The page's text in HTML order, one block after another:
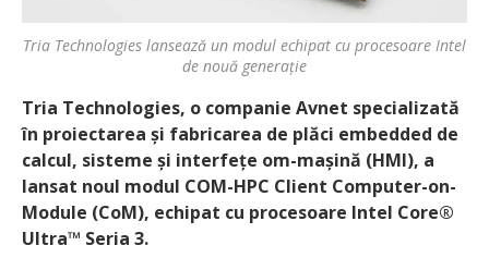
Tria Technologies lansează un modul echipat cu procesoare Intel
de nouă generație
Tria Technologies, o companie Avnet specializată
în proiectarea și fabricarea de plăci embedded de
calcul, sisteme și interfețe om-mașină (HMI), a
lansat noul modul COM-HPC Client Computer-on-
Module (CoM), echipat cu procesoare Intel Core®
Ultra™ Seria 3.